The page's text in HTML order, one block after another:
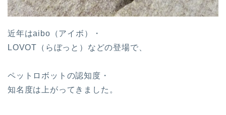
近年はaibo（アイボ）・
LOVOT（らぼっと）などの登場で、
ペットロボットの認知度・
知名度は上がってきました。